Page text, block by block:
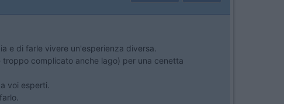
e di farle vivere un'esperienza diversa.
complicato anche lago) per una cenetta
voi esperti.